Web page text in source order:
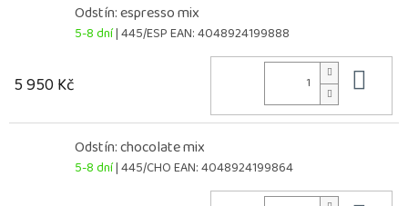
Odstín: espresso mix
5-8 dní| 445/ESPEAN:4048924199888
5 950 Kč
Odstín: chocolate mix
5-8 dní| 445/CHOEAN:4048924199864